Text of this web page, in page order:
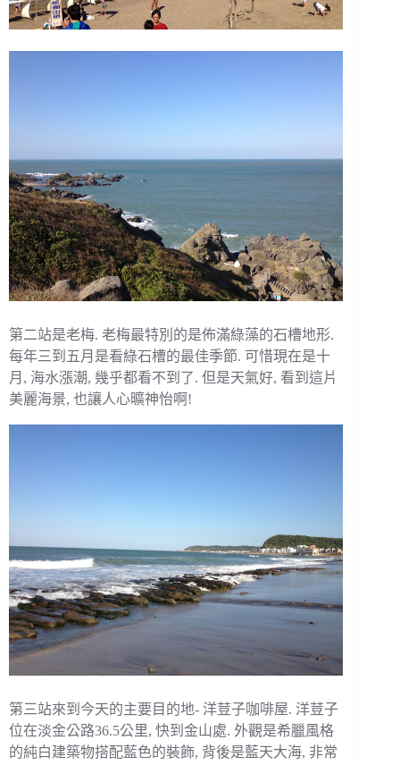
第二站是老梅. 老梅最特別的是佈滿綠藻的石槽地形.
每年三到五月是看綠石槽的最佳季節. 可惜現在是十
月, 海水漲潮, 幾乎都看不到了. 但是天氣好, 看到這片
美麗海景, 也讓人心曠神怡啊!
第三站來到今天的主要目的地- 洋荳子咖啡屋. 洋荳子
位在淡金公路36.5公里, 快到金山處. 外觀是希臘風格
的純白建築物搭配藍色的裝飾, 背後是藍天大海, 非常